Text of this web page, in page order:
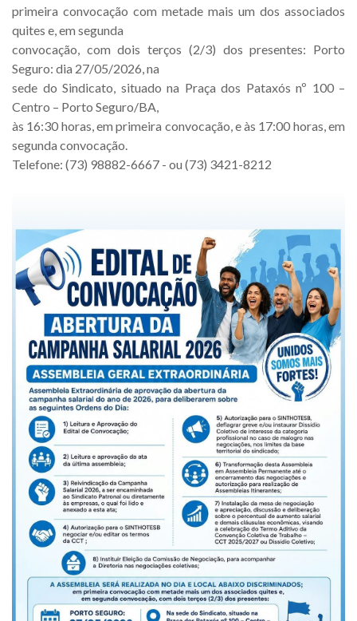
primeira convocação com metade mais um dos associados
quites e, em segunda
convocação, com dois terços (2/3) dos presentes: Porto
Seguro: dia 27/05/2026, na
sede do Sindicato, situado na Praça dos Pataxós nº 100 –
Centro – Porto Seguro/BA,
às 16:30 horas, em primeira convocação, e às 17:00 horas, em
segunda convocação.
Telefone: (73) 98882-6667 - ou (73) 3421-8212